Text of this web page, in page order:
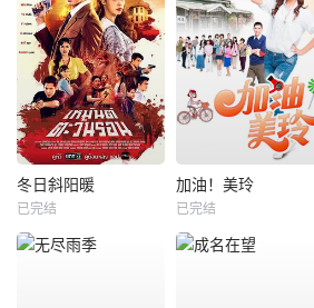
冬日斜阳暖
已完结
加油！美玲
已完结